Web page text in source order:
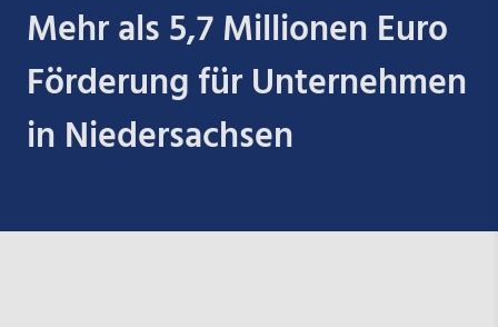
Mehr als 5,7 Millionen Euro
Förderung für Unternehmen
in Niedersachsen